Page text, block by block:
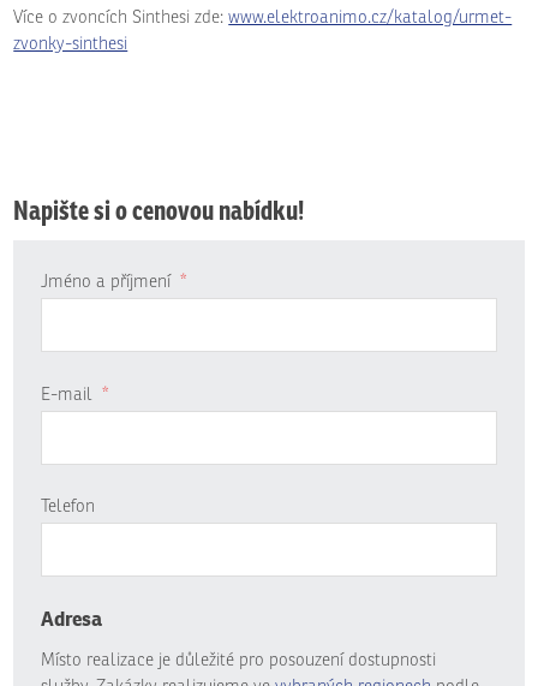
Více o zvoncích Sinthesi zde:www.elektroanimo.cz/katalog/urmet-
zvonky-sinthesi
Napište si o cenovou nabídku!
Jméno a příjmení *
E-mail *
Telefon
Adresa
Místo realizace je důležité pro posouzení dostupnosti